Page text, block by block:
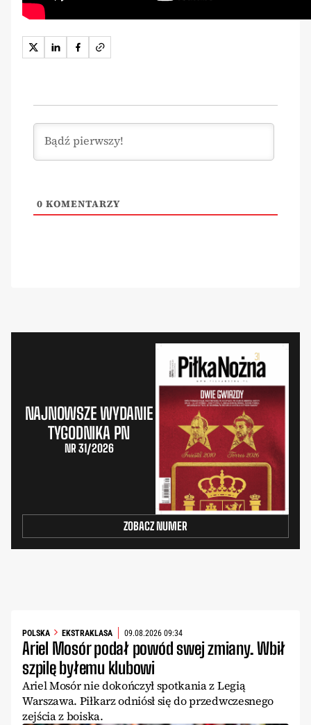
0 KOMENTARZY
NAJNOWSZE WYDANIE
TYGODNIKA PN
NR 31/2026
ZOBACZ NUMER
POLSKA EKSTRAKLASA 09.08.2026 09:34
Ariel Mosór podał powód swej zmiany. Wbił
szpilę byłemu klubowi
Ariel Mosór nie dokończył spotkania z Legią
Warszawa. Piłkarz odniósł się do przedwczesnego
zejścia z boiska.